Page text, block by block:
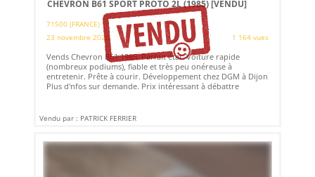
CHEVRON B61 SPORT PROTO 2L (1985)[VENDU]
71500 (FRANCE)
23 novembre 2025
1 164 vues
Vends Chevron B61 1985. Parfait état. Voiture rapide
(nombreux podiums), fiable et très peu onéreuse à
entretenir. Prête à courir. Développement chez DGM à Dijon
Plus d'nfos sur demande. Prix intéressant à débattre
Vendu par : PATRICK FERRIER